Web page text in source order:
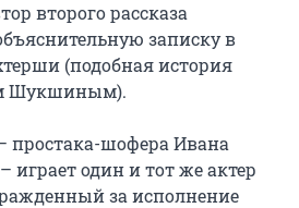
второго рассказа
записку в
(подобная история
Шукшиным).
играет один и тот же актер
за исполнение